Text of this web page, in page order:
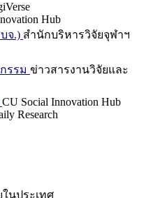
Hub
จ.) สำนักบริหารวิจัยจุฬาฯ
รรม ข่าวสารงานวิจัยและ
CU Social Innovation Hub
Research
นประเทศ